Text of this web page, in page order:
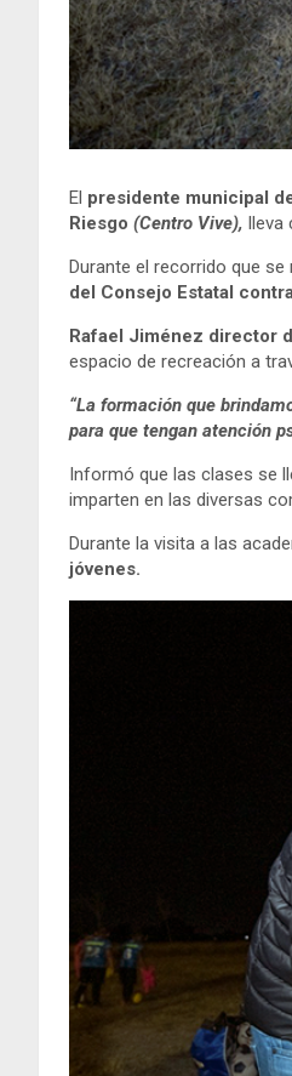
El presidente municipal
Riesgo (Centro Vive), lleva
Durante el recorrido que
del Consejo Estatal
Rafael Jiménez director
espacio de recreación a
“La formación que
para que tengan atención
Informó que las clases se
imparten en las diversas
Durante la visita a las
jóvenes.